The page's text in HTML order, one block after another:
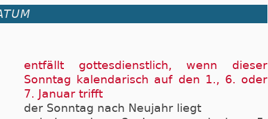
entfällt gottesdienstlich, wenn dieser
Sonntag kalendarisch auf den 1., 6. oder
7. Januar trifft
der Sonntag nach Neujahr liegt